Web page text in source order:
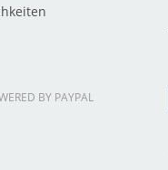
BY PAYPAL